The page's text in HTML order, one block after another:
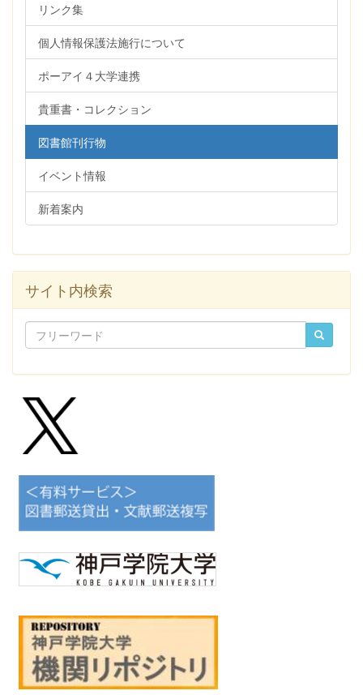
リンク集
個人情報保護法施行について
ポーアイ４大学連携
貴重書・コレクション
図書館刊行物
イベント情報
新着案内
サイト内検索